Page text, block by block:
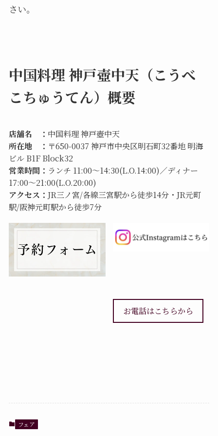
さい。
中国料理 神戸壺中天（こうべ
こちゅうてん）概要
店舗名 ： 中国料理 神戸壺中天
所在地 ： 〒650-0037 神戸市中央区明石町32番地 明海
ビル B1F Block32
営業時間： ランチ 11:00〜14:30(L.O.14:00)／ディナー
17:00〜21:00(L.O.20:00)
アクセス： JR三ノ宮/各線三宮駅から徒歩14分・JR元町
駅/阪神元町駅から徒歩7分
お電話はこちらから
フェア